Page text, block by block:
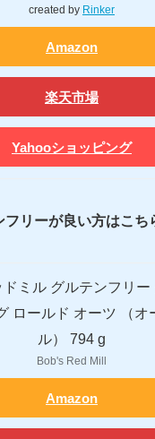
created by Rinker
Amazon
楽天市場
Yahooショッピング
フリーが良い方はこち
ミル グルテンフリー
ロールド オーツ （オ
ル） 794 g
Bob's Red Mill
Amazon